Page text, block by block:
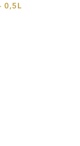
0,5L